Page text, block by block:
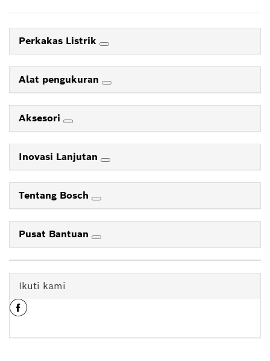
Perkakas Listrik
Alat pengukuran
Aksesori
Inovasi Lanjutan
Tentang Bosch
Pusat Bantuan
Ikuti kami